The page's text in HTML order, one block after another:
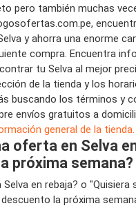
pero también muchas
y ahorra una enorme
compra. Encuentra
tu Selva al mejor
de la tienda y los
buscando los términos y
envíos gratuitos a
general de la tienda.
oferta en Selva
próxima semana?
en rebaja? o "Quisiera
la próxima